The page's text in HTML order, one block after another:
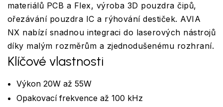
materiálů PCB a Flex, výroba 3D pouzdra čipů,
ořezávání pouzdra IC a rýhování destiček. AVIA
NX nabízí snadnou integraci do laserových nástrojů
díky malým rozměrům a zjednodušenému rozhraní.
Klíčové vlastnosti
Výkon 20W až 55W
Opakovací frekvence až 100 kHz